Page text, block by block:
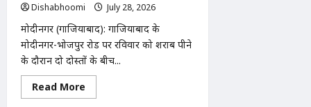
Dishabhoomi
July 28, 2026
मोदीनगर (गाजियाबाद): गाजियाबाद के
मोदीनगर-भोजपुर रोड पर रविवार को शराब पीने
के दौरान दो दोस्तों के बीच...
Read More
more